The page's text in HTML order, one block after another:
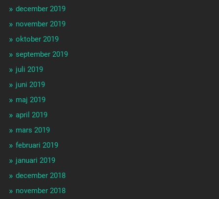
december 2019
november 2019
oktober 2019
september 2019
juli 2019
juni 2019
maj 2019
april 2019
mars 2019
februari 2019
januari 2019
december 2018
november 2018